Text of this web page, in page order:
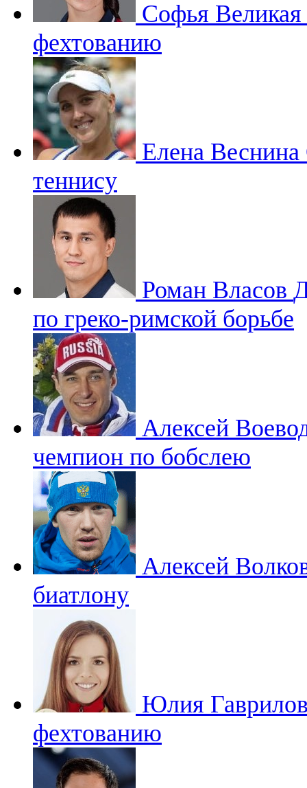
Софья Великая
фехтованию
Елена Веснина
теннису
Роман Власов
по греко-римской борьбе
Алексей
чемпион по бобслею
Алексей
биатлону
Юлия
фехтованию